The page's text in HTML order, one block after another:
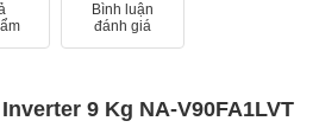
Bình luận
đánh giá
9 Kg NA-V90FA1LVT